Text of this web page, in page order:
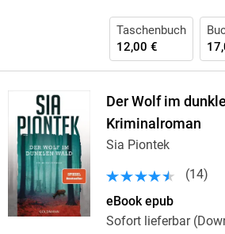
Taschenbuch
12,00 €
Der Wolf im
Kriminalroman
Sia Piontek
(14)
eBook epub
Sofort lieferbar